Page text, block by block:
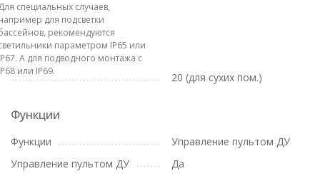
специальных случаев,
для подсветки
рекомендуются
параметром IP65 или
А для подводного монтажа с
или IP69.
20 (для сухих пом.)
Функции
Функции
Управление пультом ДУ
Управление пультом ДУ
Да